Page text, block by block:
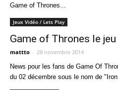
Game of Thrones...
Jeux Vidéo / Lets Play
Game of Thrones le
mattto - 28 novembre 2014
News pour les fans de Game Of
du 02 décembre sous le nom de "Iron